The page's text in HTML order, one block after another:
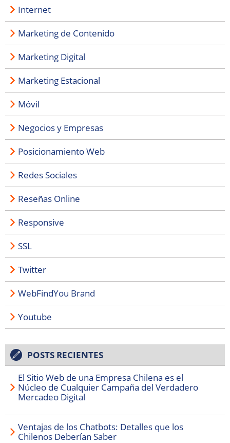
Internet
Marketing de Contenido
Marketing Digital
Marketing Estacional
Móvil
Negocios y Empresas
Posicionamiento Web
Redes Sociales
Reseñas Online
Responsive
SSL
Twitter
WebFindYou Brand
Youtube
POSTS RECIENTES
El Sitio Web de una Empresa Chilena es el
Núcleo de Cualquier Campaña del Verdadero
Mercadeo Digital
Ventajas de los Chatbots: Detalles que los
Chilenos Deberían Saber